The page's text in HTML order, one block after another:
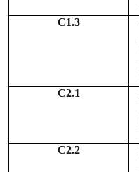
C1.3
C2.1
C2.2